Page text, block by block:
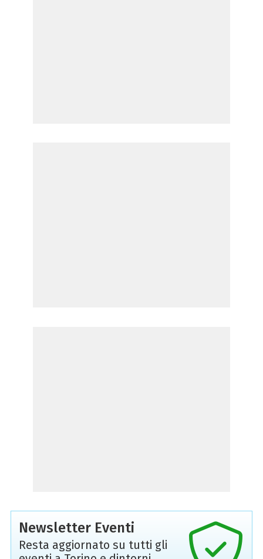
Newsletter Eventi
Resta aggiornato su tutti gli